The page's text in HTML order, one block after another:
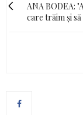
ANA BODEA:
care trăim și